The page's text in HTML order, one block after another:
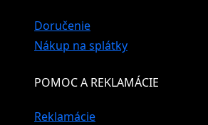
Doručenie
Nákup na splátky
POMOC A REKLAMÁCIE
Reklamácie